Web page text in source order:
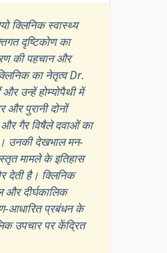
क्लिनिक स्वास्थ्य
दृष्टिकोण का
की पहचान और
का नेतृत्व Dr.
उन्हें होम्योपैथी में
और पुरानी दोनों
और गैर विषैले दवाओं का
उनकी देखभाल मन-
मामले के इतिहास
देती है। क्लिनिक
दीर्घकालिक
आधारित प्रबंधन के
उपचार पर केंद्रित